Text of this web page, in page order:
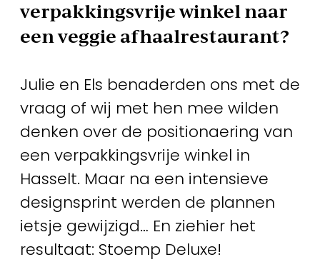
verpakkingsvrije winkel naar
een veggie afhaalrestaurant?
Julie en Els benaderden ons met de
vraag of wij met hen mee wilden
denken over de positionaering van
een verpakkingsvrije winkel in
Hasselt. Maar na een intensieve
designsprint werden de plannen
ietsje gewijzigd… En ziehier het
resultaat: Stoemp Deluxe!